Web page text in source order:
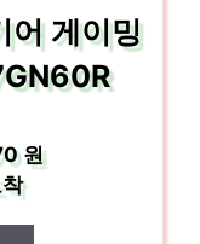
어 게이밍
원